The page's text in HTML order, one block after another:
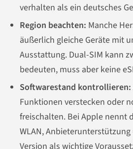
verhalten als ein deutsches
Region beachten: Manche
äußerlich gleiche Geräte mit
Ausstattung. Dual-SIM kann
bedeuten, muss aber keine
Softwarestand kontrollieren:
Funktionen verstecken oder
freischalten. Bei Apple nennt
WLAN,
Version als wichtige